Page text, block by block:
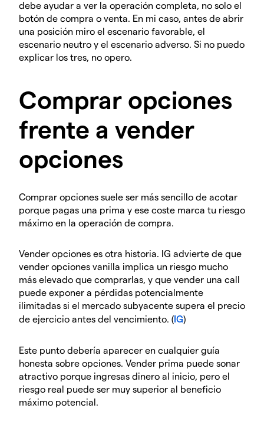
debe ayudar a ver la operación completa, no solo el
botón de compra o venta. En mi caso, antes de abrir
una posición miro el escenario favorable, el
escenario neutro y el escenario adverso. Si no puedo
explicar los tres, no opero.
Comprar opciones
frente a vender
opciones
Comprar opciones suele ser más sencillo de acotar
porque pagas una prima y ese coste marca tu riesgo
máximo en la operación de compra.
Vender opciones es otra historia. IG advierte de que
vender opciones vanilla implica un riesgo mucho
más elevado que comprarlas, y que vender una call
puede exponer a pérdidas potencialmente
ilimitadas si el mercado subyacente supera el precio
de ejercicio antes del vencimiento. (IG)
Este punto debería aparecer en cualquier guía
honesta sobre opciones. Vender prima puede sonar
atractivo porque ingresas dinero al inicio, pero el
riesgo real puede ser muy superior al beneficio
máximo potencial.